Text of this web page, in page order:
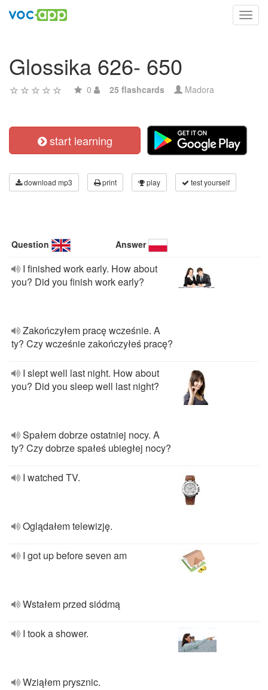
Glossika 626- 650
0 25 flashcards Madora
start learning
download mp3 print play test yourself
Question Answer
I ﬁnished work early. How about
you? Did you ﬁnish work early?
Zakończyłem pracę wcześnie. A
ty? Czy wcześnie zakończyłeś pracę?
I slept well last night. How about
you? Did you sleep well last night?
Spałem dobrze ostatniej nocy. A
ty? Czy dobrze spałeś ubiegłej nocy?
I watched TV.
Oglądałem telewizję.
I got up before seven am
Wstałem przed siódmą
I took a shower.
Wziąłem prysznic.